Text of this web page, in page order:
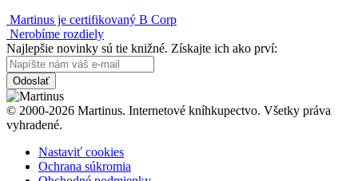
Martinus je certifikovaný B Corp
Nerobíme rozdiely
Najlepšie novinky sú tie knižné. Získajte ich ako prví:
Odoslať
© 2000-2026 Martinus. Internetové kníhkupectvo. Všetky práva
vyhradené.
Nastaviť cookies
Ochrana súkromia